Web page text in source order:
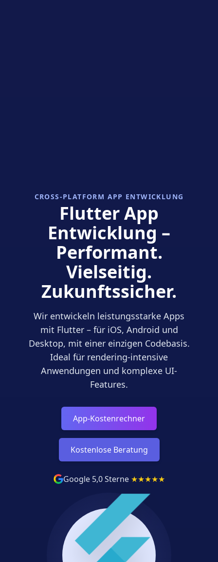
CROSS-PLATFORM APP ENTWICKLUNG
Flutter App
Entwicklung –
Performant.
Vielseitig.
Zukunftssicher.
Wir entwickeln leistungsstarke Apps
mit Flutter – für iOS, Android und
Desktop, mit einer einzigen Codebasis.
Ideal für rendering-intensive
Anwendungen und komplexe UI-
Features.
App-Kostenrechner
Kostenlose Beratung
Google 5,0 Sterne ★★★★★